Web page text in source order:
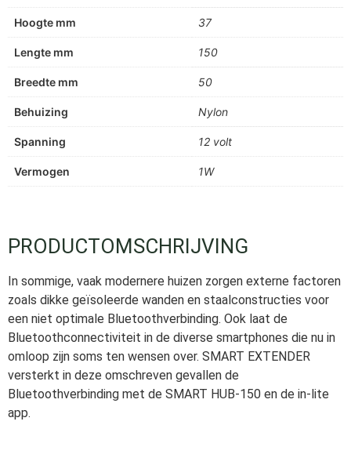
Hoogte mm 37
Lengte mm 150
Breedte mm 50
Behuizing Nylon
Spanning 12 volt
Vermogen 1W
PRODUCTOMSCHRIJVING
In sommige, vaak modernere huizen zorgen externe factoren
zoals dikke geïsoleerde wanden en staalconstructies voor
een niet optimale Bluetoothverbinding. Ook laat de
Bluetoothconnectiviteit in de diverse smartphones die nu in
omloop zijn soms ten wensen over. SMART EXTENDER
versterkt in deze omschreven gevallen de
Bluetoothverbinding met de SMART HUB-150 en de in-lite
app.